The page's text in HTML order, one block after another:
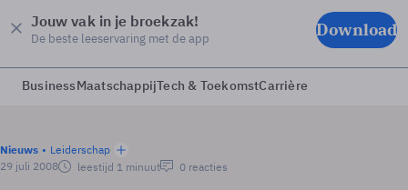
Jouw vak in je broekzak!
De beste leeservaring met de app Download
BusinessMaatschappijTech & ToekomstCarrière
Nieuws
Leiderschap
29 juli 2008
leestijd 1 minuut 0 reacties